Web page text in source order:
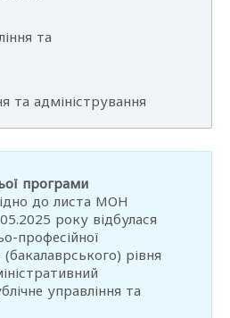
та
та адміністрування
програми
до листа МОН
року відбулася
професійної
рівня
управління та